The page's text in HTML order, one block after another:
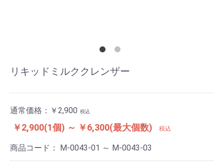
リキッドミルククレンザー
通常価格： ￥2,900 税込
￥2,900(1個) ～ ￥6,300(最大個数) 税込
商品コード： M-0043-01 ～ M-0043-03